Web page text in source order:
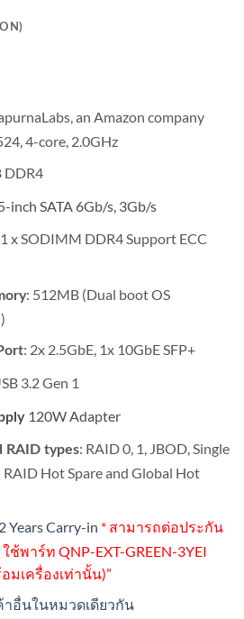
an Amazon company
4-core, 2.0GHz
DDR4
inch SATA 6Gb/s, 3Gb/s
x SODIMM DDR4 Support ECC
: 512MB (Dual boot OS
: 2x 2.5GbE, 1x 10GbE SFP+
3.2 Gen 1
120W Adapter
RAID types: RAID 0, 1, JBOD, Single
Hot Spare and Global Hot
Years Carry-in * สามารถต่อประกัน
ใช้พาร์ท QNP-EXT-GREEN-3YEI
มเครื่องเท่านั้น)”
าอื่นในหมวดเดียวกัน